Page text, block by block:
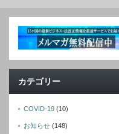
カテゴリー
COVID-19 (10)
お知らせ (148)